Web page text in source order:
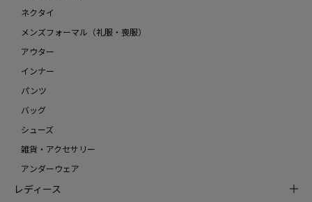
ネクタイ
メンズフォーマル（礼服・喪服）
アウター
インナー
パンツ
バッグ
シューズ
雑貨・アクセサリー
アンダーウェア
レディース